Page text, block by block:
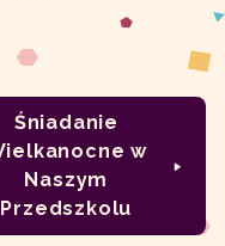
Śniadanie
w
Naszym
Przedszkolu